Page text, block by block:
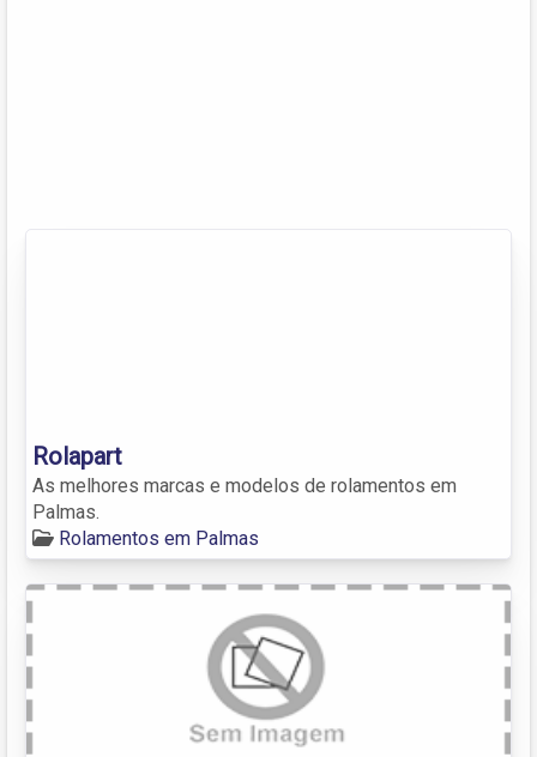
Rolapart
As melhores marcas e modelos de rolamentos em
Palmas.
Rolamentos em Palmas